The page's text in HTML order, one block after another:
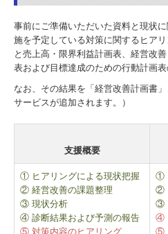
事前にご準備いただいた資料と現状
施を予定している対策に関するヒア
と売上高・限界利益計画表、経営改
表および目標達成のための行動計画表
なお、その結果を「経営改善計画書
サービスが追加されます。）
支援概要
① ヒアリングによる現状把握
② 経営改善の課題整理
③ 現状分析
④ 診断結果および予測の報告
⑤ 対策内容のヒアリング
①
②
③
④
⑤